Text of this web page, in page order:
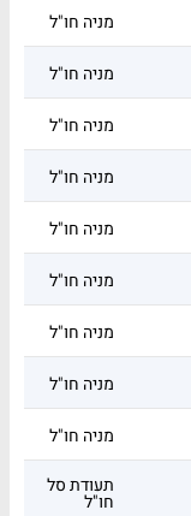
מניה חו"ל
מניה חו"ל
מניה חו"ל
מניה חו"ל
מניה חו"ל
מניה חו"ל
מניה חו"ל
מניה חו"ל
מניה חו"ל
תעודת סל
חו"ל